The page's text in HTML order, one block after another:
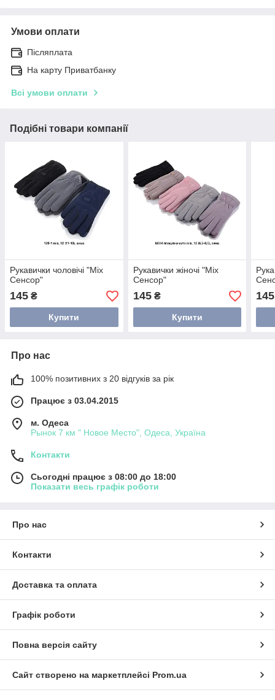
Умови оплати
Післяплата
На карту Приватбанку
Всі умови оплати
Подібні товари компанії
Рукавички чоловічі "Міх
Сенсор"
145 ₴
Купити
Рукавички жіночі "Міх
Сенсор"
145₴
Купити
145
Про нас
100% позитивних з 20 відгуків за рік
Працює з 03.04.2015
м. Одеса
Рынок 7 км " Новое Место", Одеса, Україна
Контакти
Сьогодні працює з 08:00 до 18:00
Показати весь графік роботи
Про нас
Контакти
Доставка та оплата
Графік роботи
Повна версія сайту
Сайт створено на маркетплейсі Prom.ua